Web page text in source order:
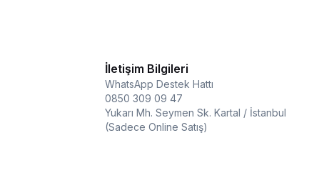
İletişim Bilgileri
WhatsApp Destek Hattı
0850 309 09 47
Yukarı Mh. Seymen Sk. Kartal / İstanbul
(Sadece Online Satış)